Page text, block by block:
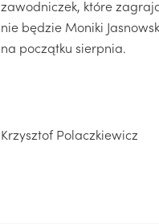
zawodniczek, które
nie będzie Moniki
na początku sierpnia.
Krzysztof Polaczkiewicz